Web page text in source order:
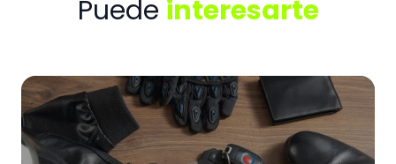
Puede interesarte